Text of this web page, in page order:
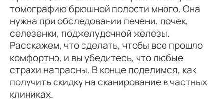
томографию брюшной полости много. Она
нужна при обследовании печени, почек,
селезенки, поджелудочной железы.
Расскажем, что сделать, чтобы все прошло
комфортно, и вы убедитесь, что любые
страхи напрасны. В конце поделимся, как
получить скидку на сканирование в частных
клиниках.